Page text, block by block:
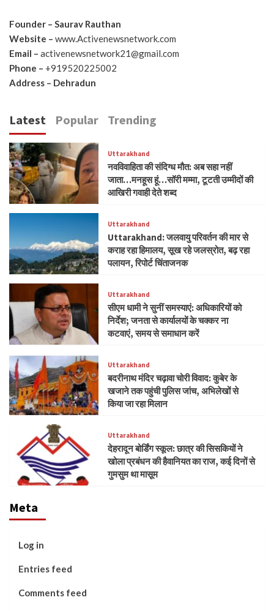
Founder – Saurav Rauthan
Website – www.Activenewsnetwork.com
Email – activenewsnetwork21@gmail.com
Phone – +919520225002
Address – Dehradun
Latest Popular Trending
Uttarakhand
नवविवाहिता की संदिग्ध मौत: अब सहा नहीं
जाता…मनहूस हूं…सॉरी मम्मा, टूटती उम्मीदों की
आखिरी गवाही देते शब्द
Uttarakhand
Uttarakhand: जलवायु परिवर्तन की मार से
कराह रहा हिमालय, सूख रहे जलस्रोत, बढ़ रहा
पलायन, रिपोर्ट चिंताजनक
Uttarakhand
सीएम धामी ने सुनीं समस्याएं: अधिकारियों को
निर्देश; जनता से कार्यालयों के चक्कर ना
कटवाएं, समय से समाधान करें
Uttarakhand
बदरीनाथ मंदिर चढ़ावा चोरी विवाद: कुबेर के
खजाने तक पहुंची पुलिस जांच, अभिलेखों से
किया जा रहा मिलान
Uttarakhand
देहरादून बोर्डिंग स्कूल: छात्र की सिसकियों ने
खोला प्रबंधन की हैवानियत का राज, कई दिनों से
गुमसुम था मासूम
Meta
Log in
Entries feed
Comments feed